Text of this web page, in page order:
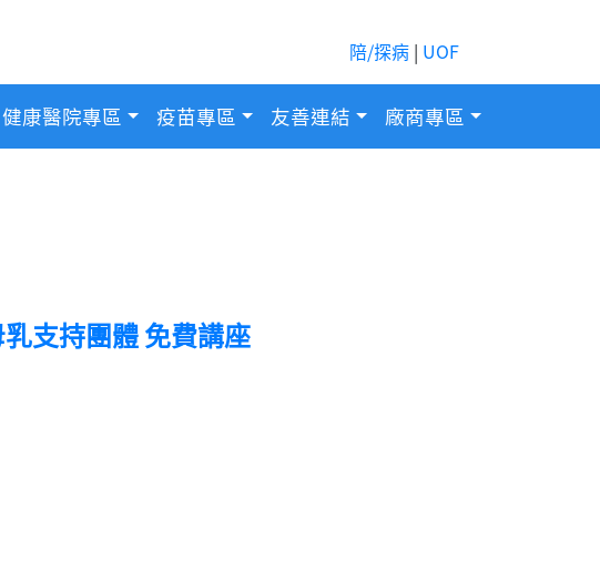
陪/探病 | UOF
健康醫院專區 疫苗專區 友善連結 廠商專區
支持團體 免費講座